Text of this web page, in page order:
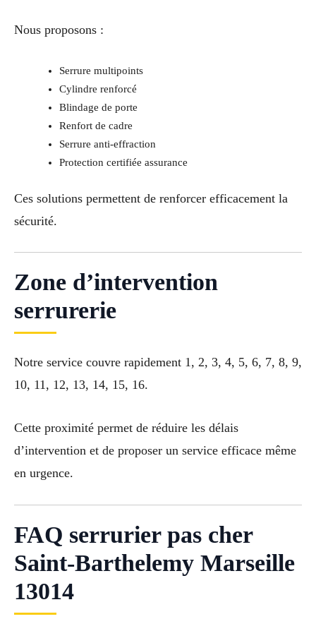
Nous proposons :
Serrure multipoints
Cylindre renforcé
Blindage de porte
Renfort de cadre
Serrure anti-effraction
Protection certifiée assurance
Ces solutions permettent de renforcer efficacement la
sécurité.
Zone d’intervention
serrurerie
Notre service couvre rapidement 1, 2, 3, 4, 5, 6, 7, 8, 9,
10, 11, 12, 13, 14, 15, 16.
Cette proximité permet de réduire les délais
d’intervention et de proposer un service efficace même
en urgence.
FAQ serrurier pas cher
Saint-Barthelemy Marseille
13014